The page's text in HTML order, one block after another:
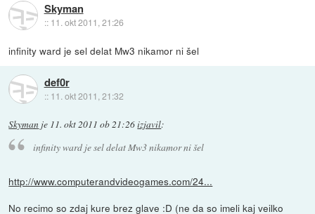
Skyman
:: 11. okt 2011, 21:26
infinity ward je sel delat Mw3 nikamor ni šel
def0r
:: 11. okt 2011, 21:32
Skyman je 11. okt 2011 ob 21:26izjavil:
infinity ward je sel delat Mw3 nikamor ni šel
http://www.computerandvideogames.com/24...
No recimo so zdaj kure brez glave :D (ne da so imeli kaj veilko